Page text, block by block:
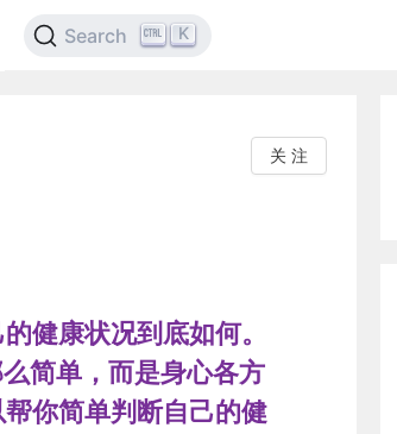
Search K
关 注
健康状况到底如何。
简单，而是身心各方
你简单判断自己的健